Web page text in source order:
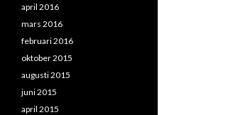
april 2016
mars 2016
februari 2016
oktober 2015
augusti 2015
juni 2015
april 2015